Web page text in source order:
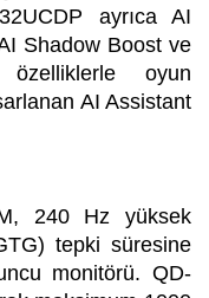
ayrıca AI
Shadow Boost ve
oyun
AI Assistant
240 Hz yüksek
tepki süresine
monitörü. QD-